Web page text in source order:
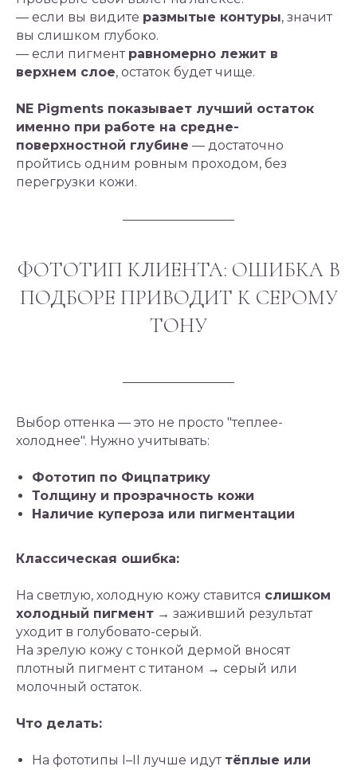
— если вы видите размытые контуры, значит
вы слишком глубоко.
— если пигмент равномерно лежит в
верхнем слое, остаток будет чище.
NE Pigments показывает лучший остаток
именно при работе на средне-
поверхностной глубине — достаточно
пройтись одним ровным проходом, без
перегрузки кожи.
ФОТОТИП КЛИЕНТА: ОШИБКА В
ПОДБОРЕ ПРИВОДИТ К СЕРОМУ
ТОНУ
Выбор оттенка — это не просто "теплее-
холоднее". Нужно учитывать:
Фототип по Фицпатрику
Толщину и прозрачность кожи
Наличие купероза или пигментации
Классическая ошибка:
На светлую, холодную кожу ставится слишком
холодный пигмент → заживший результат
уходит в голубовато-серый.
На зрелую кожу с тонкой дермой вносят
плотный пигмент с титаном → серый или
молочный остаток.
Что делать:
На фототипы I–II лучше идут тёплые или